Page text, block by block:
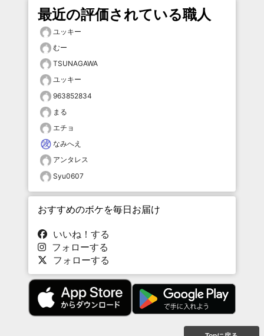
最近の評価されている職人
ユッキー
むー
TSUNAGAWA
ユッキー
963852834
まる
エチョ
なみへえ
アンタレス
Syu0607
おすすめのボケを毎日お届け
いいね！する
フォローする
フォローする